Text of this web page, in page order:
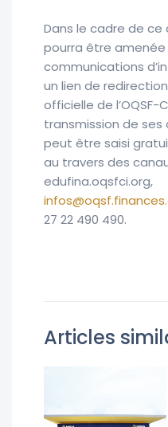
Dans le cadre de
pourra être amenée
communications
un lien de
officielle de l’OQSF-
transmission de ses
peut être saisi
au travers des
edufina.oqsfci.org,
27 22 490 490.
Articles